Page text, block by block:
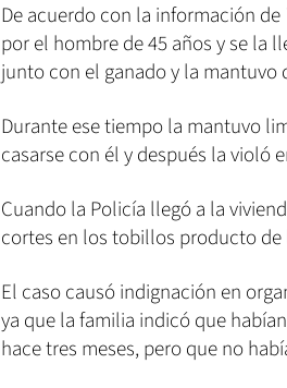
De acuerdo con la información de
por el hombre de 45 años y se la
junto con el ganado y la mantuvo
Durante ese tiempo la mantuvo
casarse con él y después la violó
Cuando la Policía llegó a la
cortes en los tobillos producto
El caso causó indignación en
ya que la familia indicó que
hace tres meses, pero que no